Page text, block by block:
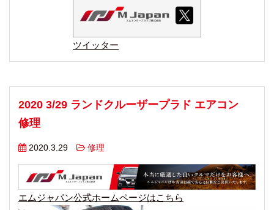
ツイッター
2020 3/29 ランドクルーザープラド エアコン
修理
2020.3.29 修理
エムジャパン公式ホームページはこちら